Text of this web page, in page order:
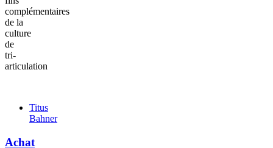
complémentaires
de la
culture
de
tri-
articulation
Titus
Bahner
Achat